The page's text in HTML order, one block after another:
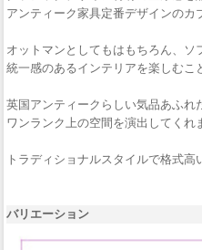
アンティーク家具定番デザインのカ
オットマンとしてもはもちろん、ソ
統一感のあるインテリアを楽しむこ
英国アンティークらしい気品あふれ
ワンランク上の空間を演出してくれ
トラディショナルスタイルで格式
バリエーション